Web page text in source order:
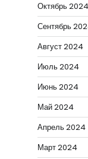
Октябрь 2024
Сентябрь
Август 2024
Июль 2024
Июнь 2024
Май 2024
Апрель 2024
Март 2024